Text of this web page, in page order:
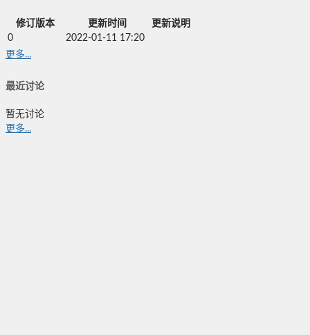
修订版本 更新时间
更新说明
0
2022-01-11 17:20
更多...
最近讨论
暂无讨论
更多...